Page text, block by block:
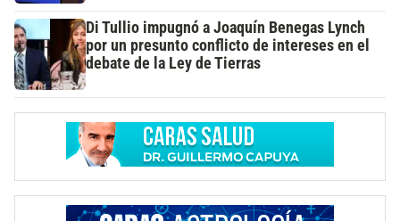
Di Tullio impugnó a Joaquín Benegas Lynch
por un presunto conflicto de intereses en el
debate de la Ley de Tierras